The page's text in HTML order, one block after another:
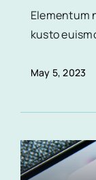
Elementum
kusto
May 5, 2023